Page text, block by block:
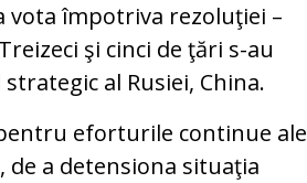
împotriva rezoluţiei –
şi cinci de ţări s-au
al Rusiei, China.
eforturile continue ale
a detensiona situaţia